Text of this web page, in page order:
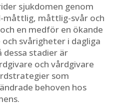
sjukdomen genom
måttlig, måttlig-svår och
en medför en ökande
svårigheter i dagliga
stadier är
och vårdgivare
som
behoven hos